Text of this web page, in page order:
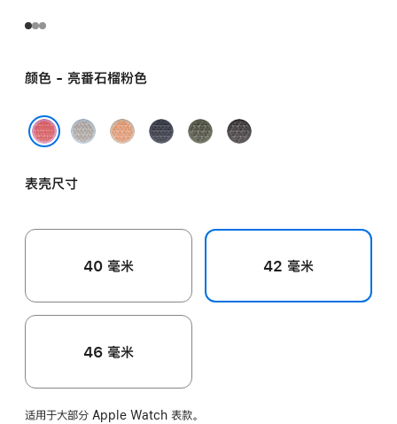
颜色 - 亮番石榴粉色
雾
色
蜜
铁
苍
深
表壳尺寸
40 毫米 42 毫米
46 毫米
适用于大部分 Apple Watch 表款。